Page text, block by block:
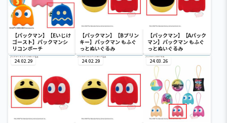
【パックマン】【Eいじけ
ゴースト】パックマンシ
リコンポーチ
【パックマン】【Bプリン
キー】パックマン もふぐ
っとぬいぐるみ
【パックマン】【Aパック
マン】パックマン もふぐ
っとぬいぐるみ
24.02.29 24.02.29 24.03.26